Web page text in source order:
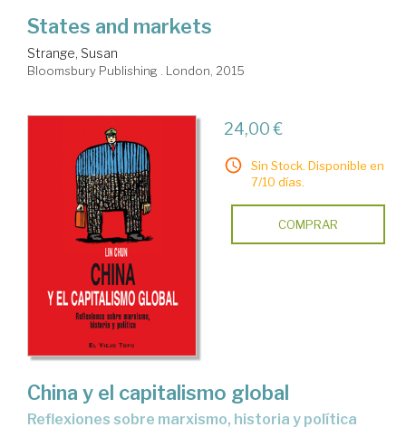
States and markets
Strange, Susan
Bloomsbury Publishing . London, 2015
24,00 €
Sin Stock. Disponible en
7/10 días.
COMPRAR
China y el capitalismo global
reflexiones sobre marxismo, historia y política